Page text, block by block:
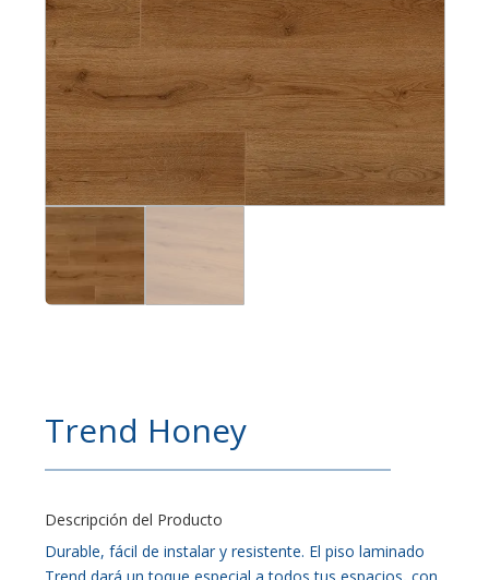
Trend Honey
Descripción del Producto
Durable, fácil de instalar y resistente. El piso laminado